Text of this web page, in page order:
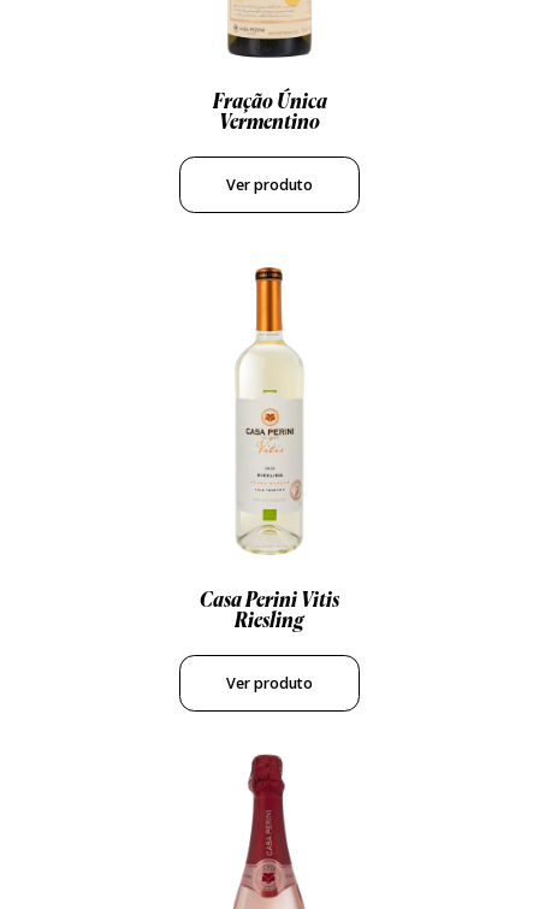
Fração Única
Vermentino
Ver produto
Casa Perini Vitis
Riesling
Ver produto